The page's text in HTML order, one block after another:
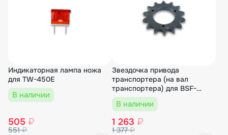
Индикаторная лампа ножа
для TW-450E
В наличии
505 ₽
551₽
Звездочка привода
транспортера (на вал
транспортера) для BSF-
5030LT
В наличии
1 263 ₽
1 377₽